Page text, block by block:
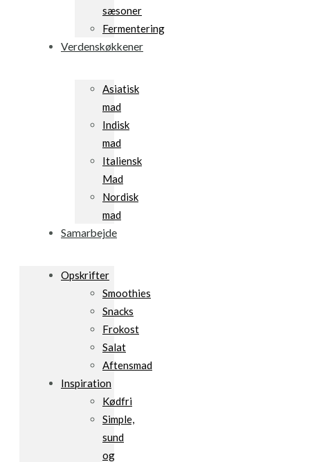
sæsoner
Fermentering
Verdenskøkkener
Asiatisk
mad
Indisk
mad
Italiensk
Mad
Nordisk
mad
Samarbejde
Opskrifter
Smoothies
Snacks
Frokost
Salat
Aftensmad
Inspiration
Kødfri
Simple,
sund
og